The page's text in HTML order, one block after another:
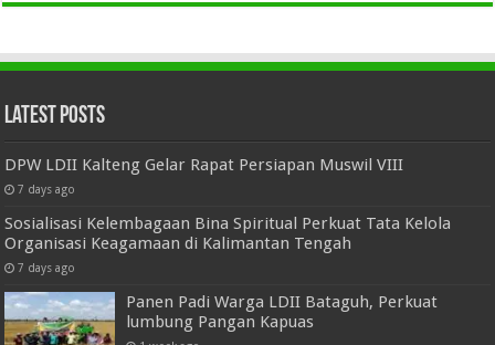
Latest Posts
DPW LDII Kalteng Gelar Rapat Persiapan Muswil VIII
7 days ago
Sosialisasi Kelembagaan Bina Spiritual Perkuat Tata Kelola
Organisasi Keagamaan di Kalimantan Tengah
7 days ago
Panen Padi Warga LDII Bataguh, Perkuat
lumbung Pangan Kapuas